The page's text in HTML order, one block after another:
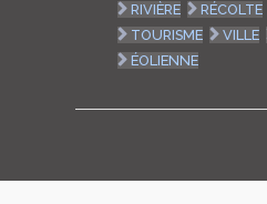
RIVIÈRE
RÉCOLTE
TOURISME
VILLE
ÉOLIENNE